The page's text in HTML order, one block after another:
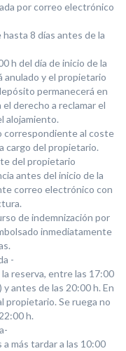
por correo electrónico
8 días antes de la
h del día de inicio de la
y el propietario
permanecerá en
derecho a reclamar el
alojamiento.
correspondiente al coste
cargo del propietario.
del propietario
antes del inicio de la
correo electrónico con
de indemnización por
inmediatamente
-
reserva, entre las 17:00
antes de las 20:00 h. En
propietario. Se ruega no
h.
más tardar a las 10:00